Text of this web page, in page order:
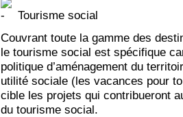
Tourisme social
Couvrant toute la gamme des
le tourisme social est spécifique
politique d’aménagement du
utilité sociale (les vacances pour
cible les projets qui contribueront
du tourisme social.